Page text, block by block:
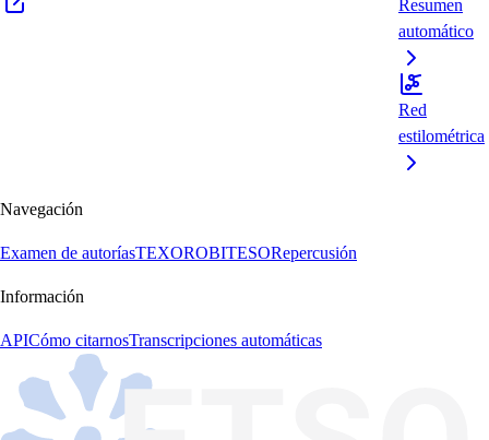
Resumen
automático
Red
estilométrica
Navegación
Examen de autoríasTEXOROBITESORepercusión
Información
APICómo citarnosTranscripciones automáticas